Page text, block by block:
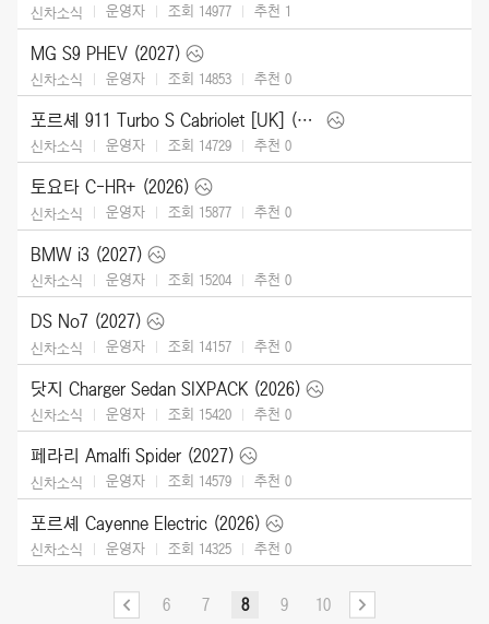
신차소식 운영자 조회 14977 추천 1
MG S9 PHEV (2027)
신차소식 운영자 조회 14853 추천 0
포르셰 911 Turbo S Cabriolet [UK] (2026)
신차소식 운영자 조회 14729 추천 0
토요타 C-HR+ (2026)
신차소식 운영자 조회 15877 추천 0
BMW i3 (2027)
신차소식 운영자 조회 15204 추천 0
DS No7 (2027)
신차소식 운영자 조회 14157 추천 0
닷지 Charger Sedan SIXPACK (2026)
신차소식 운영자 조회 15420 추천 0
페라리 Amalfi Spider (2027)
신차소식 운영자 조회 14579 추천 0
포르셰 Cayenne Electric (2026)
신차소식 운영자 조회 14325 추천 0
6 7 8 9 10